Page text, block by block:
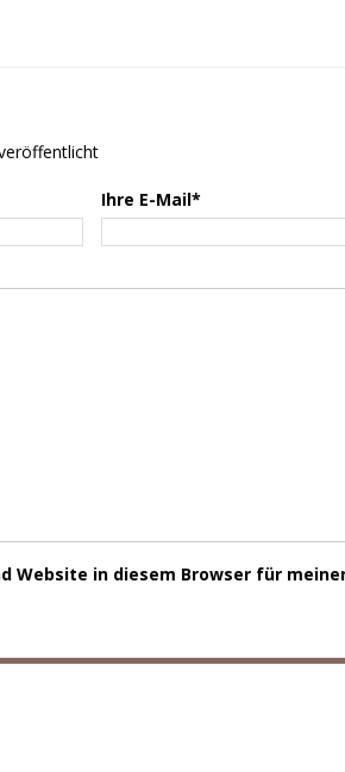
Ihre E-Mail*
Website in diesem Browser für